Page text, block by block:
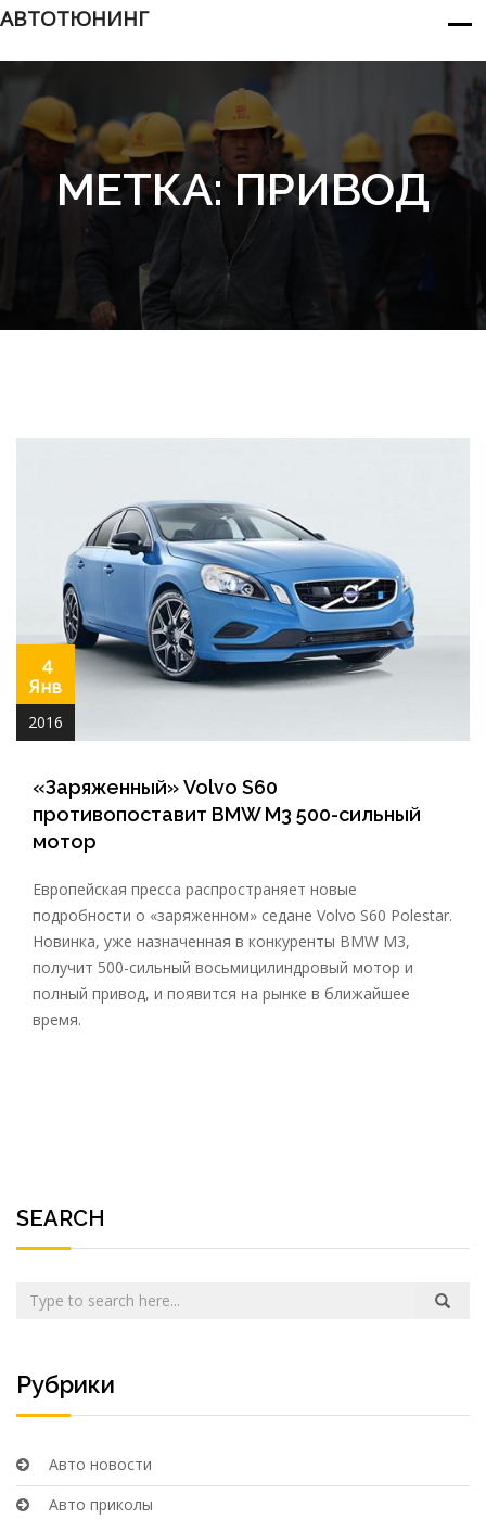
АВТОТЮНИНГ
МЕТКА:ПРИВОД
4
Янв
2016
«Заряженный» Volvo S60
противопоставит BMW M3 500-сильный
мотор
Европейская пресса распространяет новые
подробности о «заряженном» седане Volvo S60 Polestar.
Новинка, уже назначенная в конкуренты BMW M3,
получит 500-сильный восьмицилиндровый мотор и
полный привод, и появится на рынке в ближайшее
время.
SEARCH
Рубрики
Авто новости
Авто приколы